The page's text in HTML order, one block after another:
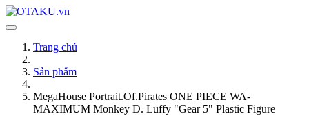
Trang chủ
Sản phẩm
MegaHouse Portrait.Of.Pirates ONE PIECE WA-
MAXIMUM Monkey D. Luffy "Gear 5" Plastic Figure